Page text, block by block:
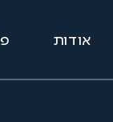
אודות